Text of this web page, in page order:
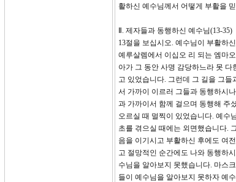
활하신 예수님께서 어떻게 부활을
Ⅱ. 제자들과 동행하신 예수님(13-35)
13절을 보십시오. 예수님이 부활하
예루살렘에서 이십오 리 되는 엠마
아가 그 동안 사명 감당하느라 못
고 있었습니다. 그런데 그 길을 그들
서 가까이 이르러 그들과 동행하시
과 가까이서 함께 걸으며 동행해 주
오르실 때 멀찍이 있었습니다. 예수
초를 겪으실 때에는 외면했습니다.
음을 이기시고 부활하신 후에도 여
고 절망적인 순간에도 나와 동행하
수님을 알아보지 못했습니다. 마스
들이 예수님을 알아보지 못하자 예